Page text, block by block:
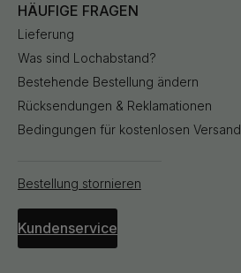
HÄUFIGE FRAGEN
Lieferung
Was sind Lochabstand?
Bestehende Bestellung ändern
Rücksendungen & Reklamationen
Bedingungen für kostenlosen Versand
Bestellung stornieren
Kundenservice